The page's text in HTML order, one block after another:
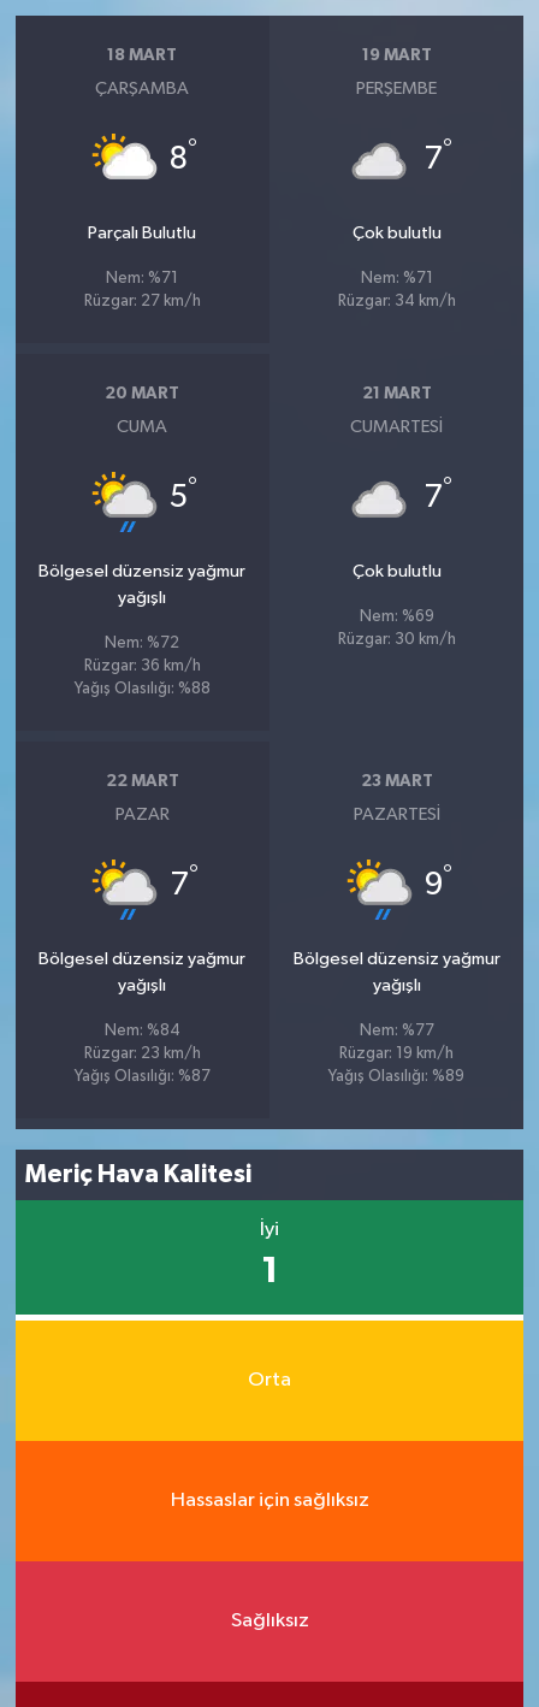
18 MART
ÇARŞAMBA
8°
Parçalı Bulutlu
Nem: %71
Rüzgar: 27 km/h
19 MART
PERŞEMBE
7°
Çok bulutlu
Nem: %71
Rüzgar: 34 km/h
20 MART
CUMA
5°
Bölgesel düzensiz yağmur
yağışlı
Nem: %72
Rüzgar: 36 km/h
Yağış Olasılığı: %88
21 MART
CUMARTESI
7°
Çok bulutlu
Nem: %69
Rüzgar: 30 km/h
22 MART
PAZAR
7°
Bölgesel düzensiz yağmur
yağışlı
Nem: %84
Rüzgar: 23 km/h
Yağış Olasılığı: %87
23 MART
PAZARTESI
9°
Bölgesel düzensiz yağmur
yağışlı
Nem: %77
Rüzgar: 19 km/h
Yağış Olasılığı: %89
Meriç Hava Kalitesi
İyi
1
Orta
Hassaslar için sağlıksız
Sağlıksız